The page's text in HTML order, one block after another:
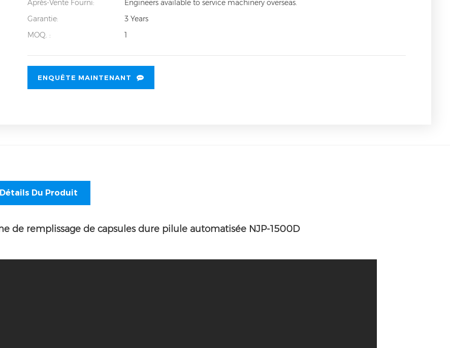
Après-Vente Fourni:
Engineers available to service machinery overseas.
Garantie:
3 Years
MOQ. :
1
ENQUÊTE MAINTENANT
Du Produit
de remplissage de capsules dure pilule automatisée NJP-1500D